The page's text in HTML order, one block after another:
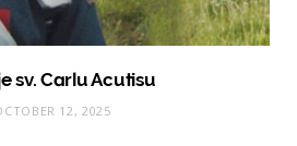
sv. Carlu Acutisu
12, 2025